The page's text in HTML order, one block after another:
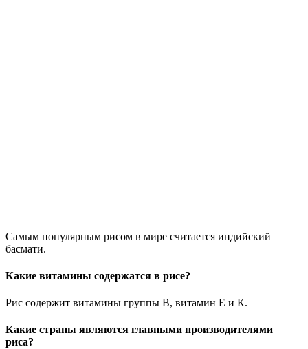
Самым популярным рисом в мире считается индийский
басмати.
Какие витамины содержатся в рисе?
Рис содержит витамины группы В, витамин Е и К.
Какие страны являются главными производителями
риса?